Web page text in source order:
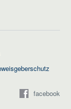
facebook